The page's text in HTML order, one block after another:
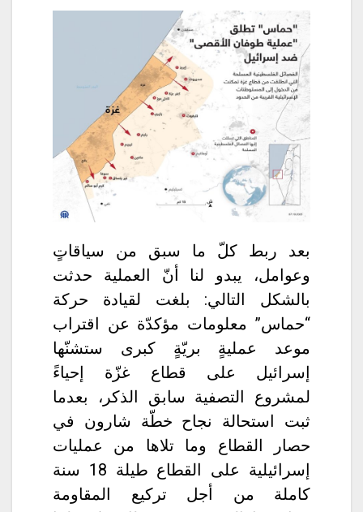
بعد ربط كلّ ما سبق من سياقاتٍ
وعوامل، يبدو لنا أنّ العملية حدثت
بالشكل التالي: بلغت لقيادة حركة
“حماس” معلومات مؤكدّة عن اقتراب
موعد عمليةٍ بريّةٍ كبرى ستشنّها
إسرائيل على قطاع غزّة إحياءً
لمشروع التصفية سابق الذكر، بعدما
ثبت استحالة نجاح خطّة شارون في
حصار القطاع وما تلاها من عمليات
إسرائيلية على القطاع طيلة 18 سنة
كاملة من أجل تركيع المقاومة